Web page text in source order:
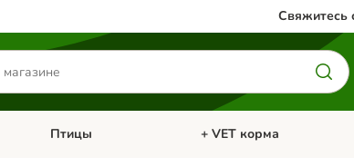
Свяжитесь
Откройте меню категории: Грызуны и кролики
Птицы Откройте меню категории:
+ VET корма